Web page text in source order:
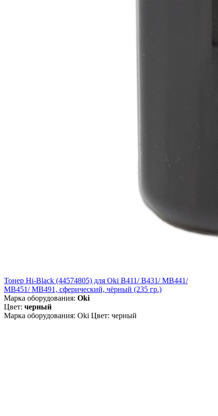
Тонер Hi-Black (44574805) для Oki B411/ B431/ MB441/
MB451/ MB491, сферический, чёрный (235 гр.)
Марка оборудования: Oki
Цвет: черный
Марка оборудования: Oki Цвет: черный